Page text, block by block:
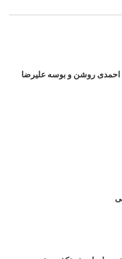
احمدی روشن و بوسه علیرضا